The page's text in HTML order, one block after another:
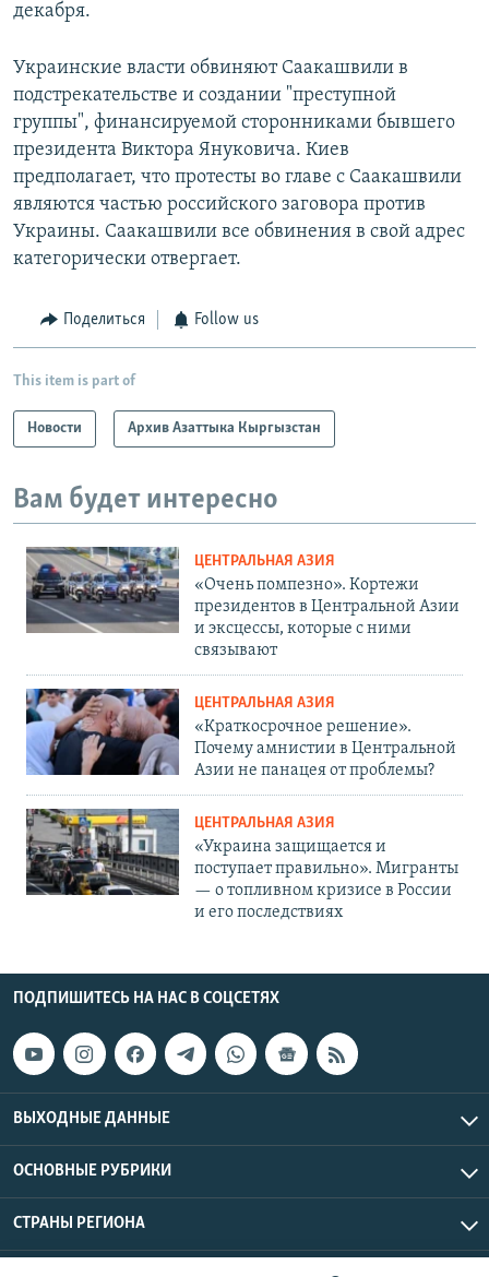
декабря.
Украинские власти обвиняют Саакашвили в
подстрекательстве и создании "преступной
группы", финансируемой сторонниками бывшего
президента Виктора Януковича. Киев
предполагает, что протесты во главе с Саакашвили
являются частью российского заговора против
Украины. Саакашвили все обвинения в свой адрес
категорически отвергает.
Поделиться Follow us
This item is part of
Новости Архив Азаттыка Кыргызстан
Вам будет интересно
ЦЕНТРАЛЬНАЯ АЗИЯ
«Очень помпезно». Кортежи
президентов в Центральной Азии
и эксцессы, которые с ними
связывают
ЦЕНТРАЛЬНАЯ АЗИЯ
«Краткосрочное решение».
Почему амнистии в Центральной
Азии не панацея от проблемы?
ЦЕНТРАЛЬНАЯ АЗИЯ
«Украина защищается и
поступает правильно». Мигранты
— о топливном кризисе в России
и его последствиях
ПОДПИШИТЕСЬ НА НАС В СОЦСЕТЯХ
ВЫХОДНЫЕ ДАННЫЕ
ОСНОВНЫЕ РУБРИКИ
СТРАНЫ РЕГИОНА